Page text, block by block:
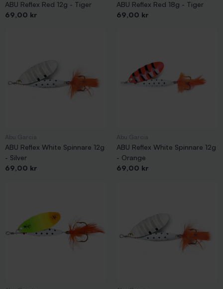
ABU Reflex Red 12g - Tiger
Pris
69,00 kr
ABU Reflex Red 18g - Tiger
Pris
69,00 kr
ABU Reflex White Spinnare 12g
- Silver
Pris
69,00 kr
ABU Reflex White Spinnare 12g
- Orange
Pris
69,00 kr